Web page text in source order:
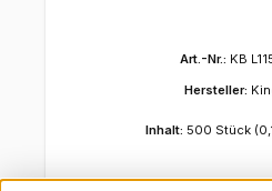
Art.-Nr.: KB
Hersteller:
Inhalt: 500 Stück